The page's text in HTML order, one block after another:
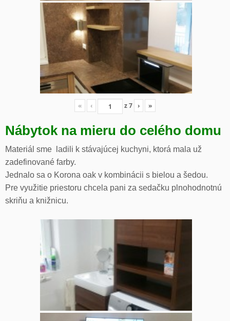
« ‹ z7 › »
Nábytok na mieru do celého domu
Materiál sme ladili k stávajúcej kuchyni, ktorá mala už
zadefinované farby.
Jednalo sa o Korona oak v kombinácii s bielou a šedou.
Pre využitie priestoru chcela pani za sedačku plnohodnotnú
skriňu a knižnicu.